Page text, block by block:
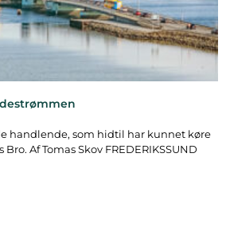
handlende, som hidtil har kunnet køre
Af Tomas Skov FREDERIKSSUND